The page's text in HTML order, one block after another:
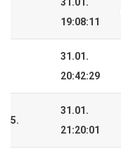
19:08:11
31.01.
20:42:29
5.
31.01.
21:20:01